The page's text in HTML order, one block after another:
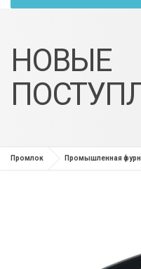
НОВЫЕ
Промлок Промышленная